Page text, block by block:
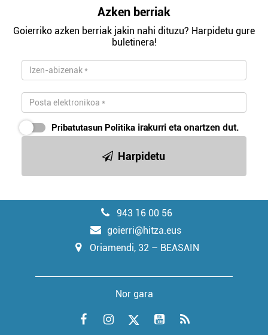
Azken berriak
Goierriko azken berriak jakin nahi dituzu? Harpidetu gure
buletinera!
Pribatutasun Politika irakurri eta onartzen dut.
Harpidetu
943 16 00 56
goierri@hitza.eus
Oriamendi, 32 – BEASAIN
Nor gara